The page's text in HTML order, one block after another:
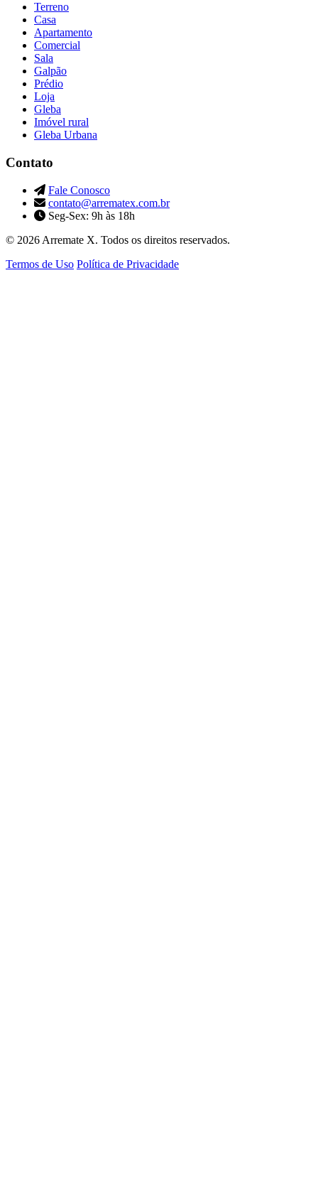
Terreno
Casa
Apartamento
Comercial
Sala
Galpão
Prédio
Loja
Gleba
Imóvel rural
Gleba Urbana
Contato
Fale Conosco
contato@arrematex.com.br
Seg-Sex: 9h às 18h
© 2026 Arremate X. Todos os direitos reservados.
Termos de Uso Política de Privacidade